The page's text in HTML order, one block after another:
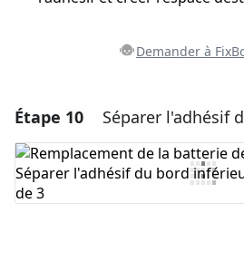
Demander à
Ajouter un
Ajouter un commentaire
Étape 10 Séparer l'adhésif